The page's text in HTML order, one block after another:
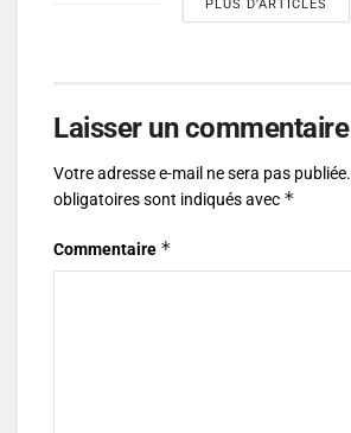
PLUS D'ARTICLES
Laisser un commentaire
Votre adresse e-mail ne sera pas publiée.
obligatoires sont indiqués avec *
Commentaire *